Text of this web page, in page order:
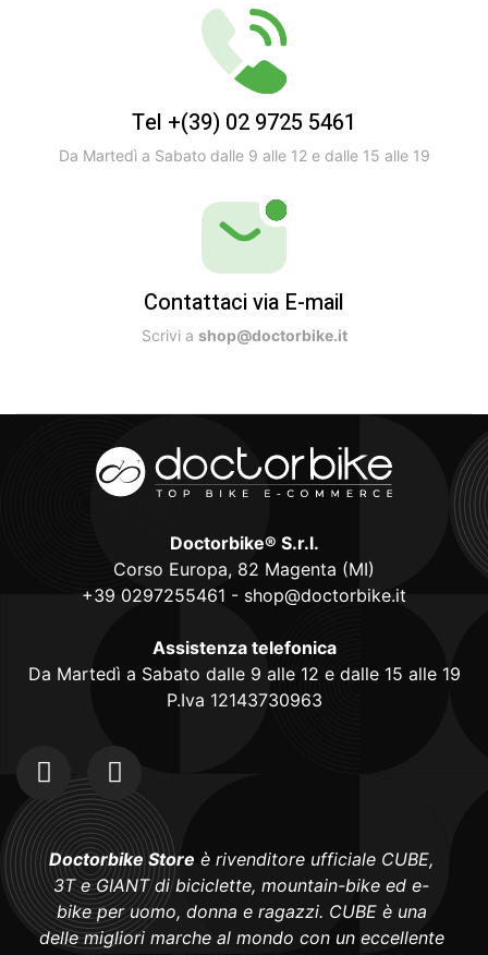
Tel +(39) 02 9725 5461
Da Martedì a Sabato dalle 9 alle 12 e dalle 15 alle 19
Contattaci via E-mail
Scrivi a shop@doctorbike.it
Doctorbike® S.r.l.
Corso Europa, 82 Magenta (MI)
+39 0297255461 - shop@doctorbike.it
Assistenza telefonica
Da Martedì a Sabato dalle 9 alle 12 e dalle 15 alle 19
P.Iva 12143730963
Doctorbike Store è rivenditore ufficiale CUBE,
3T e GIANT di biciclette, mountain-bike ed e-
bike per uomo, donna e ragazzi. CUBE è una
delle migliori marche al mondo con un eccellente